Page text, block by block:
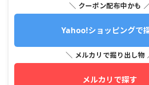
＼ クーポン配布中かも
Yahoo!ショッピングで
＼ メルカリで掘り出し物
メルカリで探す